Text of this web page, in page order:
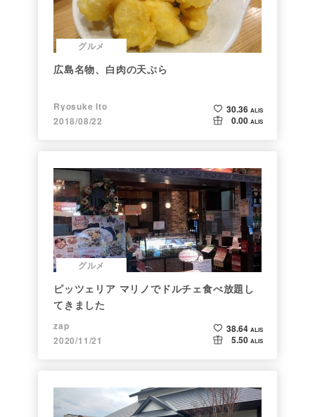
グルメ
広島名物、白肉の天ぷら
Ryosuke Ito
2018/08/22
30.36 ALIS
0.00 ALIS
グルメ
ピッツェリア マリノでドルチェ食べ放題し
てきました
zap
2020/11/21
38.64 ALIS
5.50 ALIS